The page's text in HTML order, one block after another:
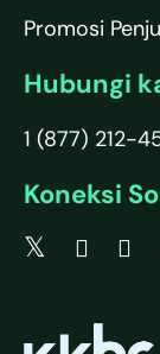
Promosi
Hubungi
1 (877) 212-
Koneksi